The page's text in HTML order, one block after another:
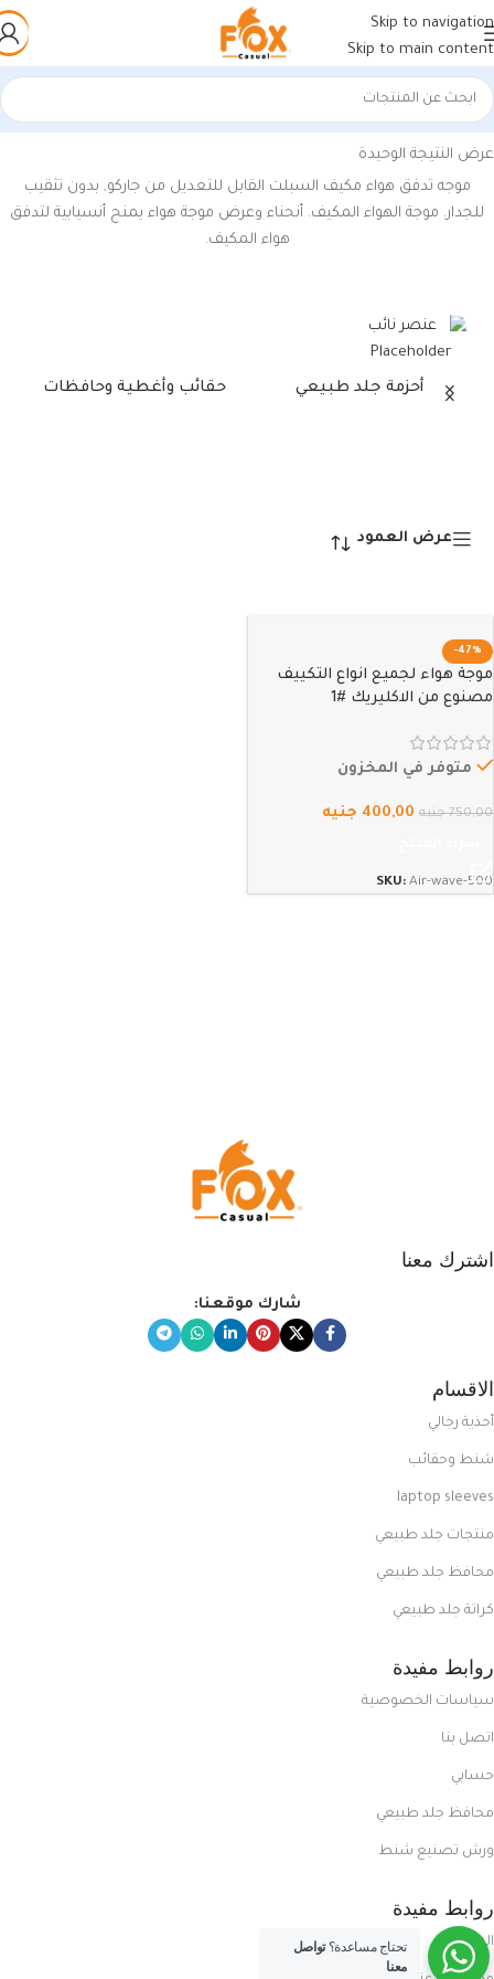
Skip to navigation
Skip to main content
الرئيسية/منتجات تحت الوسم “موجه تدفق هواء مكيف السبلت”
عرض النتيجة الوحيدة
موجه تدفق هواء مكيف السبلت القابل للتعديل من جاركو, بدون تثقيب
للجدار. موجة الهواء المكيف. أنحناء وعرض موجة هواء يمنح أنسيابية لتدفق
هواء المكيف.
أحزمة جلد طبيعي حقائب وأغطية وحافظات
عرض العمود
-47%
موجة هواء لجميع انواع التكييف
مصنوع من الاكليريك #1
متوفر في المخزون
750,00 جنيه 400,00 جنيه
SKU: Air-wave-500
اشترك معنا
شارك موقعنا:
الاقسام
أحذية رجالي
شنط وحقائب
laptop sleeves
منتجات جلد طبيعي
محافظ جلد طبيعي
كراتة جلد طبيعي
روابط مفيدة
سياسات الخصوصية
اتصل بنا
حسابي
محافظ جلد طبيعي
ورش تصنيع شنط
روابط مفيدة
المدونة تحتاج مساعدة؟تواصل
معنا